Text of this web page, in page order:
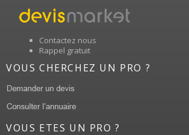
Contactez nous
Rappel gratuit
VOUS CHERCHEZ UN PRO ?
VOUS ETES UN PRO ?